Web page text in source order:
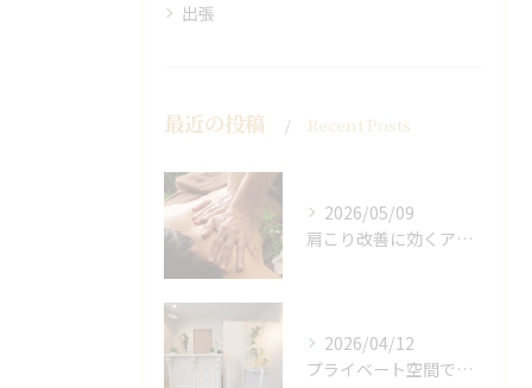
出張
最近の投稿 Recent Posts
2026/05/09
肩こり改善に効くアロマリンパの手技と効果
2026/04/12
プライベート空間で極上アロマリンパケアの効果